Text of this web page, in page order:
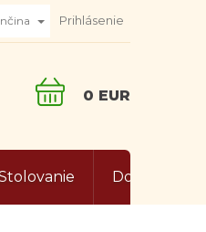
Prihlásenie
NÁKUPNÝ
Doplnky do